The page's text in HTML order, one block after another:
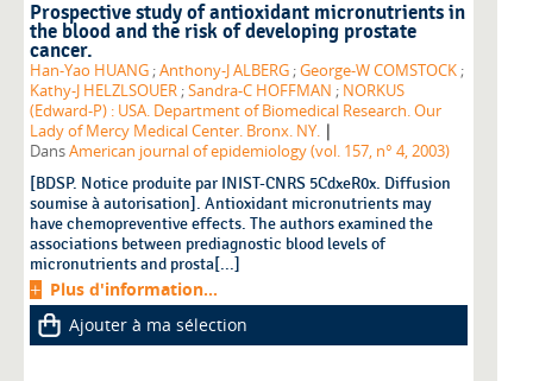
Prospective study of antioxidant micronutrients in
the blood and the risk of developing prostate
cancer.
Han-Yao HUANG ;Anthony-J ALBERG ;George-W COMSTOCK ;
Kathy-J HELZLSOUER ;Sandra-C HOFFMAN ; NORKUS
(Edward-P) : USA. Department of Biomedical Research. Our
Lady of Mercy Medical Center. Bronx. NY. |
DansAmerican journal of epidemiology (vol. 157, n° 4, 2003)
[BDSP. Notice produite par INIST-CNRS 5CdxeR0x. Diffusion
soumise à autorisation]. Antioxidant micronutrients may
have chemopreventive effects. The authors examined the
associations between prediagnostic blood levels of
micronutrients and prosta[...]
Plus d'information...
Ajouter à ma sélection